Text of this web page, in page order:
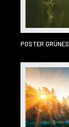
POSTER
ABSTRAKTER